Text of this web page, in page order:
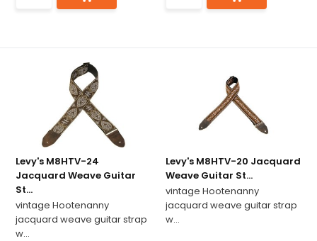
Levy's M8HTV-24
Jacquard Weave Guitar
St...
vintage Hootenanny
jacquard weave guitar strap
w...
Levy's M8HTV-20 Jacquard
Weave Guitar St...
vintage Hootenanny
jacquard weave guitar strap
w...